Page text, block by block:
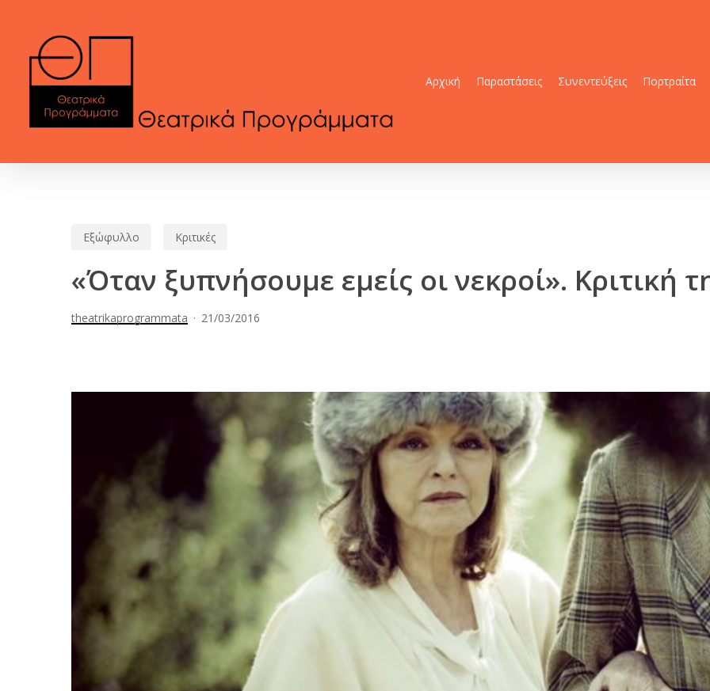
Αρχική Παραστάσεις Συνεντεύξεις Πορτραίτα
Εξώφυλλο Κριτικές
«Όταν ξυπνήσουμε εμείς οι νεκροί». Κριτική
theatrikaprogrammata 21/03/2016